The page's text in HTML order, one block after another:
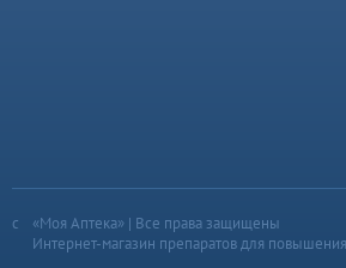
«Моя Аптека» | Все права защищены
Интернет-магазин препаратов для